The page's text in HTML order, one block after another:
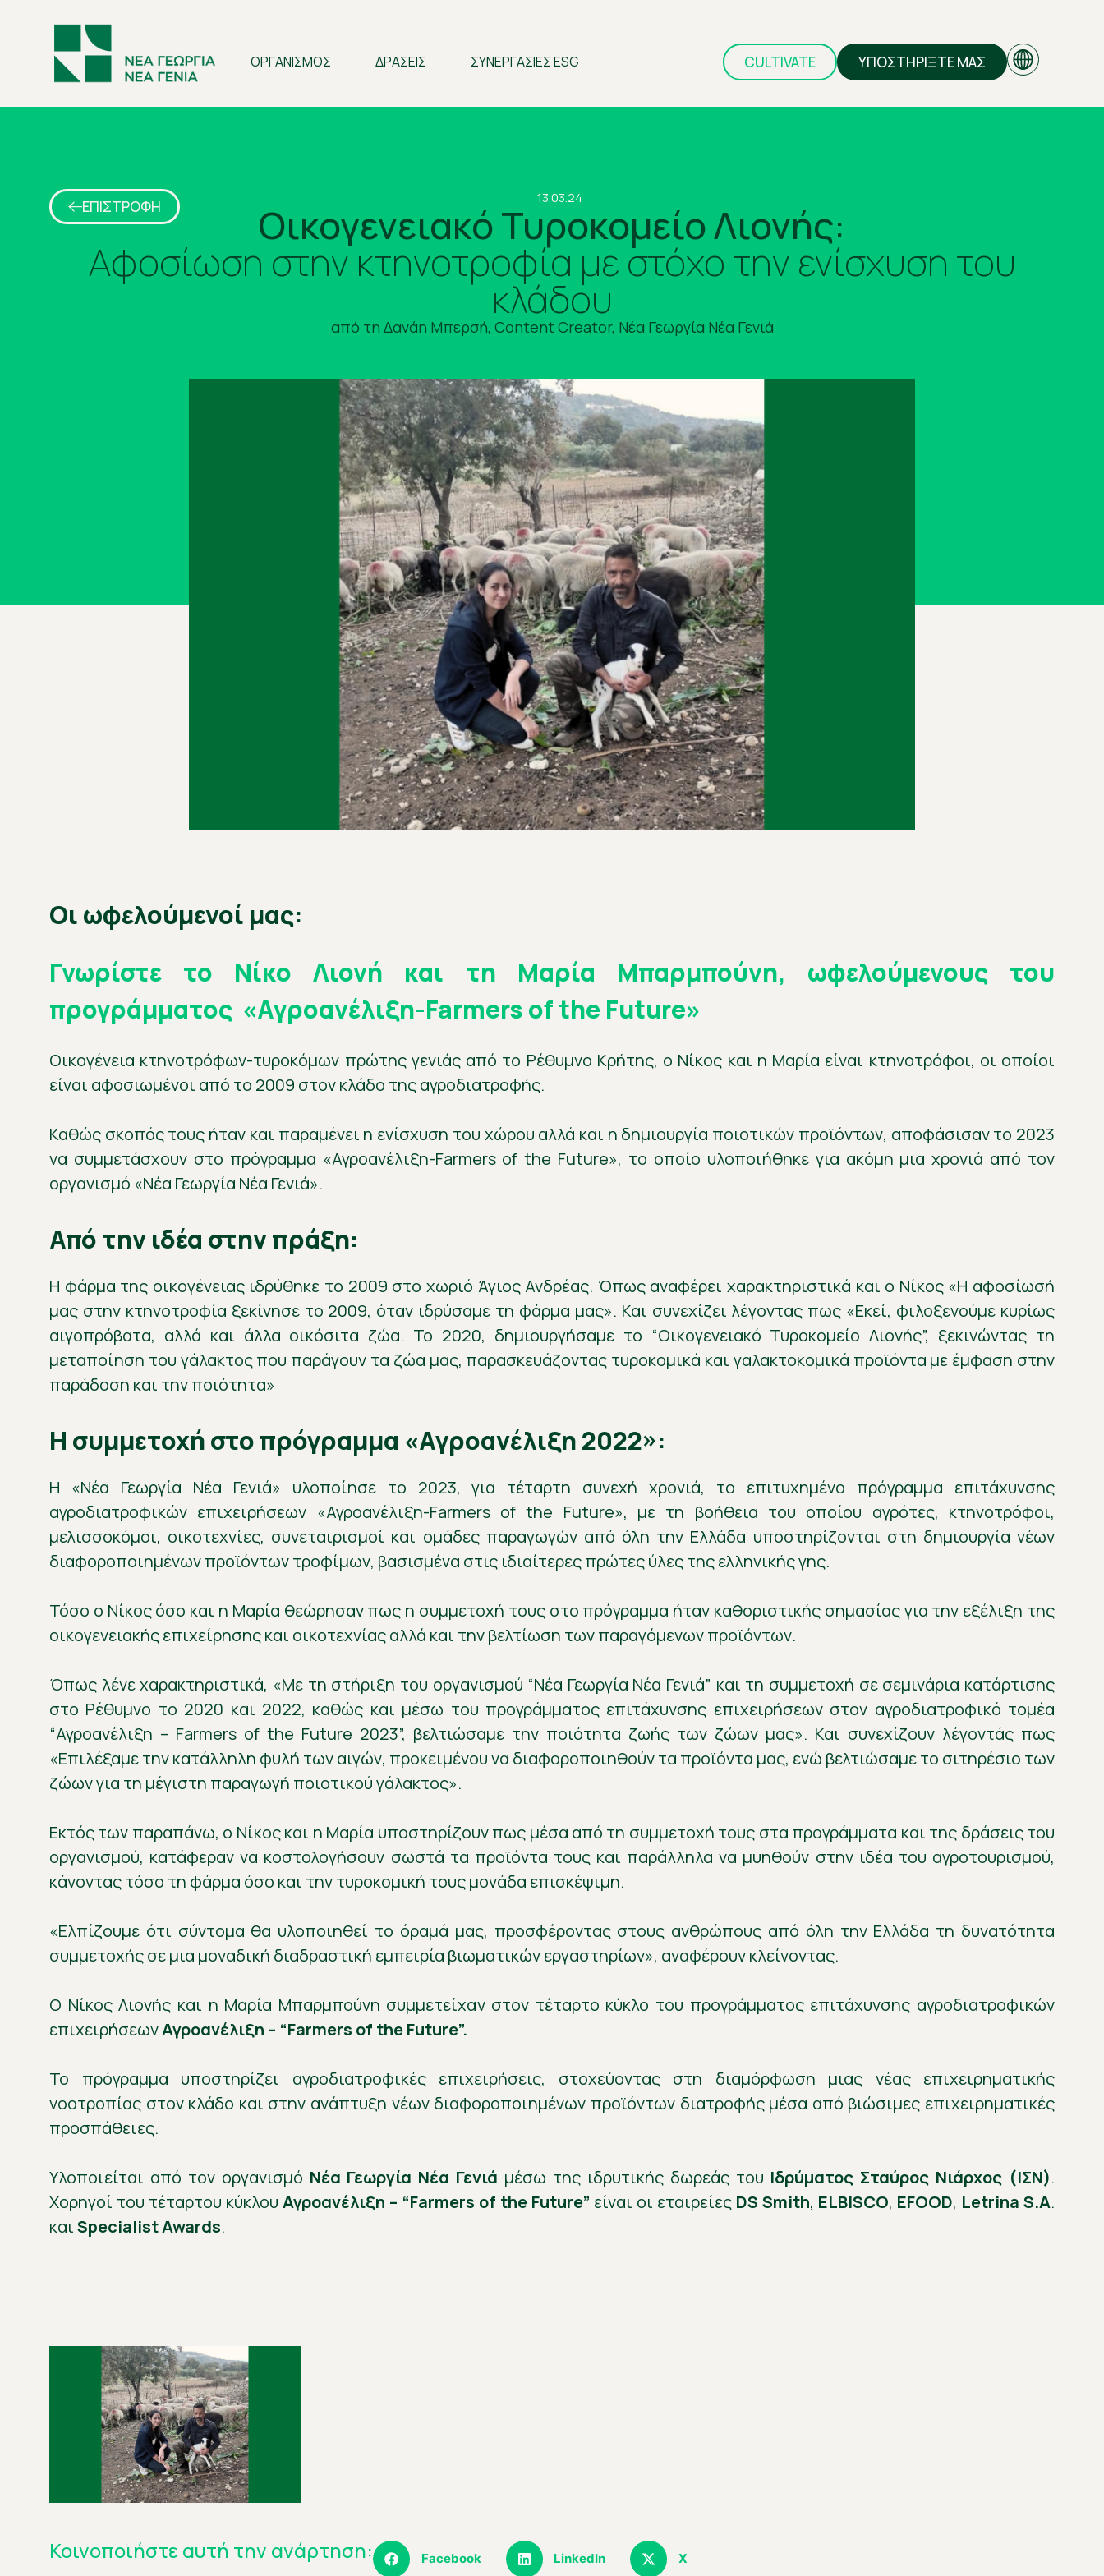
ΟΡΓΑΝΙΣΜΟΣ ΔΡΑΣΕΙΣ ΣΥΝΕΡΓΑΣΙΕΣ ESG CULTIVATE ΥΠΟΣΤΗΡΙΞΤΕ ΜΑΣ
13.03.24
Οικογενειακό Τυροκομείο Λιονής:
Αφοσίωση στην κτηνοτροφία με στόχο την ενίσχυση του
κλάδου
από τη Δανάη Μπερσή, Content Creator, Νέα Γεωργία Νέα Γενιά
ΕΠΙΣΤΡΟΦΗ
Οι ωφελούμενοί μας:
Γνωρίστε το Νίκο Λιονή και τη Μαρία Μπαρμπούνη, ωφελούμενους του
προγράμματος «Αγροανέλιξη-Farmers of the Future»
Οικογένεια κτηνοτρόφων-τυροκόμων πρώτης γενιάς από το Ρέθυμνο Κρήτης, ο Νίκος και η Μαρία είναι κτηνοτρόφοι, οι οποίοι
είναι αφοσιωμένοι από το 2009 στον κλάδο της αγροδιατροφής.
Καθώς σκοπός τους ήταν και παραμένει η ενίσχυση του χώρου αλλά και η δημιουργία ποιοτικών προϊόντων, αποφάσισαν το 2023
να συμμετάσχουν στο πρόγραμμα «Αγροανέλιξη-Farmers of the Future», το οποίο υλοποιήθηκε για ακόμη μια χρονιά από τον
οργανισμό «Νέα Γεωργία Νέα Γενιά».
Από την ιδέα στην πράξη:
Η φάρμα της οικογένειας ιδρύθηκε το 2009 στο χωριό Άγιος Ανδρέας. Όπως αναφέρει χαρακτηριστικά και ο Νίκος «Η αφοσίωσή
μας στην κτηνοτροφία ξεκίνησε το 2009, όταν ιδρύσαμε τη φάρμα μας». Και συνεχίζει λέγοντας πως «Εκεί, φιλοξενούμε κυρίως
αιγοπρόβατα, αλλά και άλλα οικόσιτα ζώα. Το 2020, δημιουργήσαμε το “Οικογενειακό Τυροκομείο Λιονής”, ξεκινώντας τη
μεταποίηση του γάλακτος που παράγουν τα ζώα μας, παρασκευάζοντας τυροκομικά και γαλακτοκομικά προϊόντα με έμφαση στην
παράδοση και την ποιότητα»
Η συμμετοχή στο πρόγραμμα «Αγροανέλιξη 2022»:
Η «Νέα Γεωργία Νέα Γενιά» υλοποίησε το 2023, για τέταρτη συνεχή χρονιά, το επιτυχημένο πρόγραμμα επιτάχυνσης
αγροδιατροφικών επιχειρήσεων «Αγροανέλιξη-Farmers of the Future», με τη βοήθεια του οποίου αγρότες, κτηνοτρόφοι,
μελισσοκόμοι, οικοτεχνίες, συνεταιρισμοί και ομάδες παραγωγών από όλη την Ελλάδα υποστηρίζονται στη δημιουργία νέων
διαφοροποιημένων προϊόντων τροφίμων, βασισμένα στις ιδιαίτερες πρώτες ύλες της ελληνικής γης.
Τόσο ο Νίκος όσο και η Μαρία θεώρησαν πως η συμμετοχή τους στο πρόγραμμα ήταν καθοριστικής σημασίας για την εξέλιξη της
οικογενειακής επιχείρησης και οικοτεχνίας αλλά και την βελτίωση των παραγόμενων προϊόντων.
Όπως λένε χαρακτηριστικά, «Με τη στήριξη του οργανισμού “Νέα Γεωργία Νέα Γενιά” και τη συμμετοχή σε σεμινάρια κατάρτισης
στο Ρέθυμνο το 2020 και 2022, καθώς και μέσω του προγράμματος επιτάχυνσης επιχειρήσεων στον αγροδιατροφικό τομέα
“Αγροανέλιξη – Farmers of the Future 2023”, βελτιώσαμε την ποιότητα ζωής των ζώων μας». Και συνεχίζουν λέγοντάς πως
«Επιλέξαμε την κατάλληλη φυλή των αιγών, προκειμένου να διαφοροποιηθούν τα προϊόντα μας, ενώ βελτιώσαμε το σιτηρέσιο των
ζώων για τη μέγιστη παραγωγή ποιοτικού γάλακτος».
Εκτός των παραπάνω, ο Νίκος και η Μαρία υποστηρίζουν πως μέσα από τη συμμετοχή τους στα προγράμματα και της δράσεις του
οργανισμού, κατάφεραν να κοστολογήσουν σωστά τα προϊόντα τους και παράλληλα να μυηθούν στην ιδέα του αγροτουρισμού,
κάνοντας τόσο τη φάρμα όσο και την τυροκομική τους μονάδα επισκέψιμη.
«Ελπίζουμε ότι σύντομα θα υλοποιηθεί το όραμά μας, προσφέροντας στους ανθρώπους από όλη την Ελλάδα τη δυνατότητα
συμμετοχής σε μια μοναδική διαδραστική εμπειρία βιωματικών εργαστηρίων», αναφέρουν κλείνοντας.
Ο Νίκος Λιονής και η Μαρία Μπαρμπούνη συμμετείχαν στον τέταρτο κύκλο του προγράμματος επιτάχυνσης αγροδιατροφικών
επιχειρήσεωνΑγροανέλιξη – “Farmers of the Future”.
Το πρόγραμμα υποστηρίζει αγροδιατροφικές επιχειρήσεις, στοχεύοντας στη διαμόρφωση μιας νέας επιχειρηματικής
νοοτροπίας στον κλάδο και στην ανάπτυξη νέων διαφοροποιημένων προϊόντων διατροφής μέσα από βιώσιμες επιχειρηματικές
προσπάθειες.
Υλοποιείται από τον οργανισμό Νέα Γεωργία Νέα Γενιά μέσω της ιδρυτικής δωρεάς του Ιδρύματος Σταύρος Νιάρχος (ΙΣΝ).
Χορηγοί του τέταρτου κύκλου Αγροανέλιξη – “Farmers of the Future” είναι οι εταιρείες DS Smith, ELBISCO, ΕFOOD, Letrina S.A.
καιSpecialist Awards.
Κοινοποιήστε αυτή την ανάρτηση: Facebook LinkedIn X